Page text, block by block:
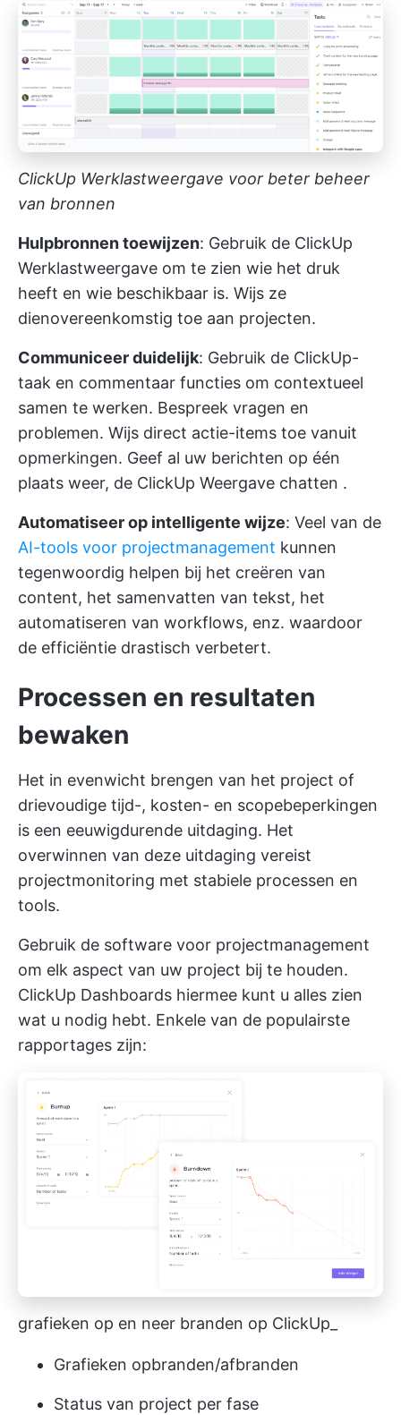
ClickUp Werklastweergave voor beter beheer
van bronnen
Hulpbronnen toewijzen: Gebruik de ClickUp
Werklastweergave om te zien wie het druk
heeft en wie beschikbaar is. Wijs ze
dienovereenkomstig toe aan projecten.
Communiceer duidelijk: Gebruik de ClickUp-
taak en commentaar functies om contextueel
samen te werken. Bespreek vragen en
problemen. Wijs direct actie-items toe vanuit
opmerkingen. Geef al uw berichten op één
plaats weer, de ClickUp Weergave chatten .
Automatiseer op intelligente wijze: Veel van de
AI-tools voor projectmanagement kunnen
tegenwoordig helpen bij het creëren van
content, het samenvatten van tekst, het
automatiseren van workflows, enz. waardoor
de efficiëntie drastisch verbetert.
Processen en resultaten
bewaken
Het in evenwicht brengen van het project of
drievoudige tijd-, kosten- en scopebeperkingen
is een eeuwigdurende uitdaging. Het
overwinnen van deze uitdaging vereist
projectmonitoring met stabiele processen en
tools.
Gebruik de software voor projectmanagement
om elk aspect van uw project bij te houden.
ClickUp Dashboards hiermee kunt u alles zien
wat u nodig hebt. Enkele van de populairste
rapportages zijn:
grafieken op en neer branden op ClickUp_
Grafieken opbranden/afbranden
Status van project per fase